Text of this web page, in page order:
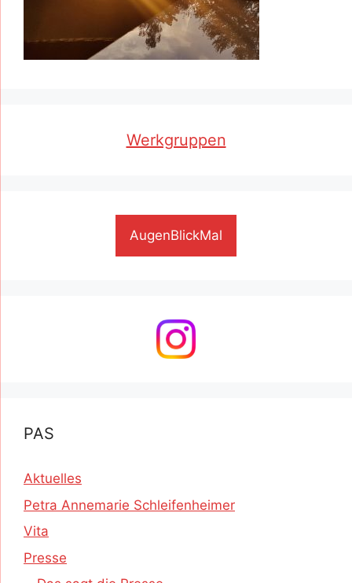
Werkgruppen
AugenBlickMal
PAS
Aktuelles
Petra Annemarie Schleifenheimer
Vita
Presse